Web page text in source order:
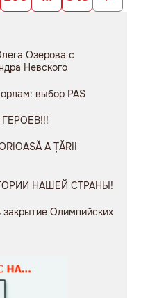
Озерова с
Невского
выбор PAS
A ȚĂRII
НАШЕЙ СТРАНЫ!
закрытие Олимпийских